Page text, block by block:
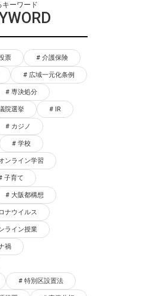
キーワード
票 介護保険
広域一元化条例
専決処分
院選挙 IR
カジノ
学校
ンライン学習
子育て
大阪都構想
ナウイルス
ライン授業
禍
特別区設置法